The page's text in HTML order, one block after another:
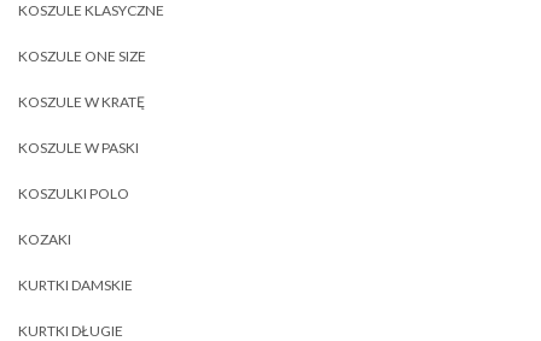
KOSZULE KLASYCZNE
KOSZULE ONE SIZE
KOSZULE W KRATĘ
KOSZULE W PASKI
KOSZULKI POLO
KOZAKI
KURTKI DAMSKIE
KURTKI DŁUGIE